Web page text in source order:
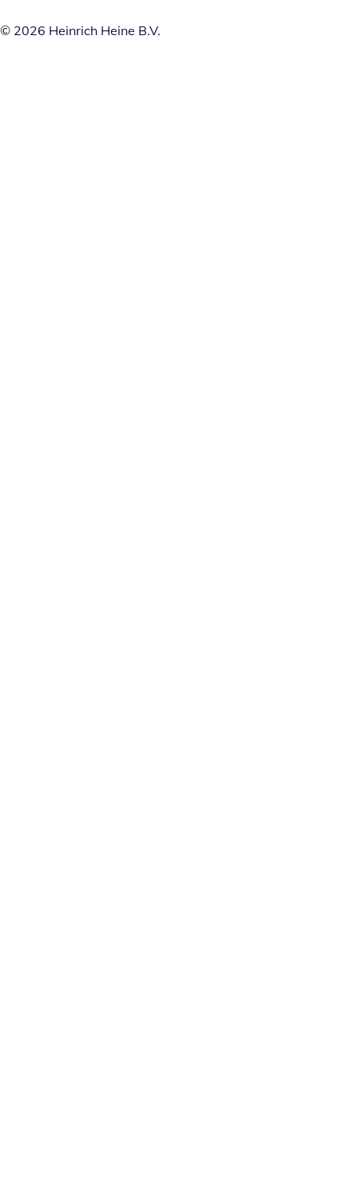
© 2026 Heinrich Heine B.V.